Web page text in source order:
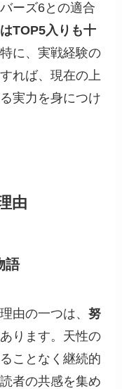
ーズ6との適合
TOP5入りも十
に、実戦経験の
れば、現在の上
実力を身につけ
由
語
由の一つは、努
ります。天性の
ことなく継続的
者の共感を集め